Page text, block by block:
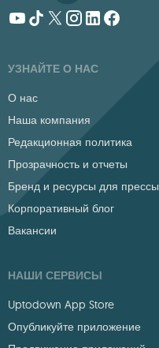
УЗНАЙТЕ О НАС
О нас
Наша компания
Редакционная политика
Прозрачность и отчеты
Бренд и ресурсы для прессы
Корпоративный блог
Вакансии
НАШИ СЕРВИСЫ
Uptodown App Store
Опубликуйте приложение